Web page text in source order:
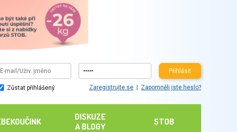
Přihlásit
Zůstat přihlášený Zaregistrujte se Zapomněli jste heslo?
DISKUZE
A BLOGY
STOB